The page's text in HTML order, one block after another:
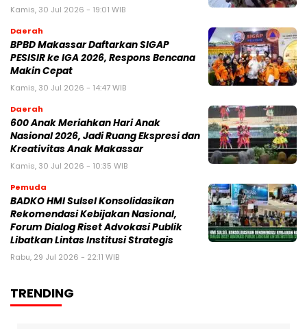
Kamis, 30 Jul 2026 - 19:01 WIB
Daerah
BPBD Makassar Daftarkan SIGAP
PESISIR ke IGA 2026, Respons Bencana
Makin Cepat
Kamis, 30 Jul 2026 - 14:47 WIB
Daerah
600 Anak Meriahkan Hari Anak
Nasional 2026, Jadi Ruang Ekspresi dan
Kreativitas Anak Makassar
Kamis, 30 Jul 2026 - 10:35 WIB
Pemuda
BADKO HMI Sulsel Konsolidasikan
Rekomendasi Kebijakan Nasional,
Forum Dialog Riset Advokasi Publik
Libatkan Lintas Institusi Strategis
Rabu, 29 Jul 2026 - 22:11 WIB
TRENDING